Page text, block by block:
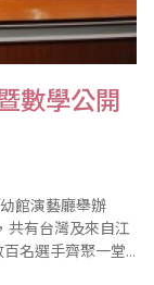
數學公開
館演藝廳舉辦
共有台灣及來自江
名選手齊聚一堂